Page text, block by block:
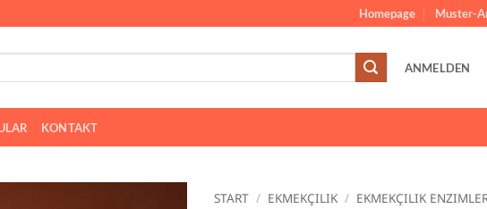
Homepage Muster-
ANMELDEN
KONTAKT
START / EKMEKÇILIK / EKMEKÇILIK